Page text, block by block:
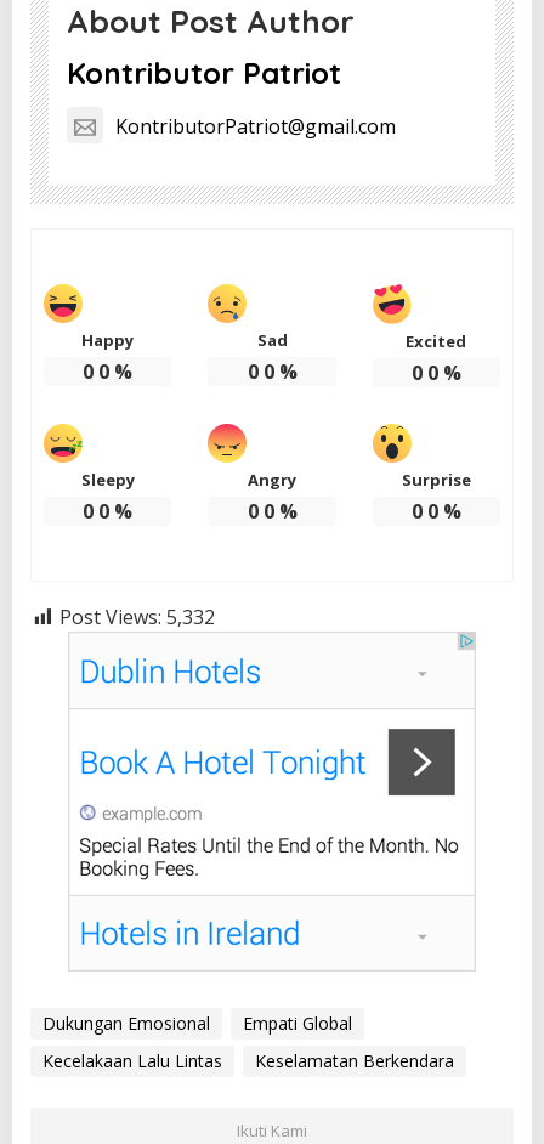
About Post Author
Kontributor Patriot
KontributorPatriot@gmail.com
Happy
0 0 %
Sad
0 0%
Excited
0 0%
Sleepy
0 0 %
Angry
0 0%
Surprise
0 0%
Post Views: 5,332
Dukungan Emosional
Empati Global
Kecelakaan Lalu Lintas
Keselamatan Berkendara
Ikuti Kami